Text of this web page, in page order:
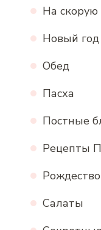
На скорую
Новый год
Обед
Пасха
Постные
Рецепты
Рождество
Салаты